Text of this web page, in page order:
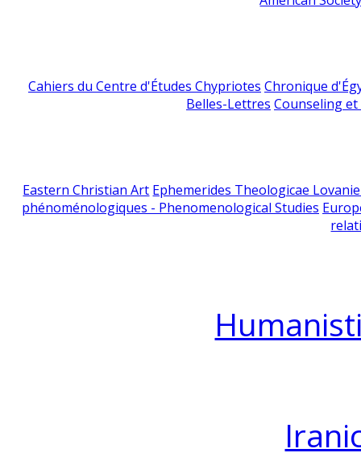
Cahiers du Centre d'Études Chypriotes Chronique
Belles-Lettres Counseling
Eastern Christian Art Ephemerides Theologicae
phénoménologiques - Phenomenological Studies